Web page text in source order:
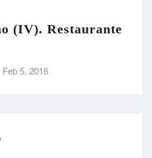
(IV). Restaurante
Feb 5, 2016